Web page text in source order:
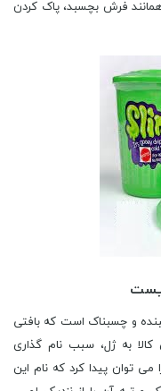
فرش بچسبد، پاک کردن
و چسبناک است که بافتی
به ژل، سبب نام گذاری
توان پیدا کرد که نام این